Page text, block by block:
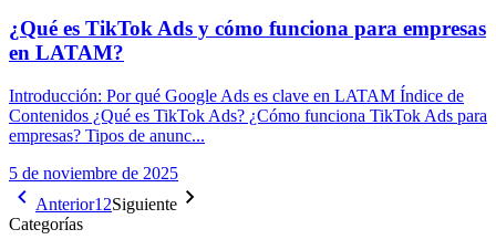
¿Qué es TikTok Ads y cómo funciona para empresas
en LATAM?
Introducción: Por qué Google Ads es clave en LATAM Índice de
Contenidos ¿Qué es TikTok Ads? ¿Cómo funciona TikTok Ads para
empresas? Tipos de anunc...
5 de noviembre de 2025
Anterior1 2Siguiente
Categorías